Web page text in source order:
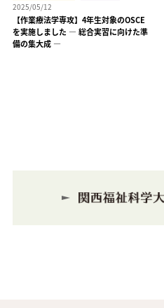
2025/05/12
【作業療法学専攻】4年生対象のOSCE
を実施しました ― 総合実習に向けた準
備の集大成 ―